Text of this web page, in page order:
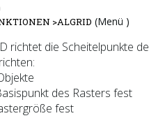
>ALGRID (Menü )
richtet die Scheitelpunkte
des Rasters fest
fest